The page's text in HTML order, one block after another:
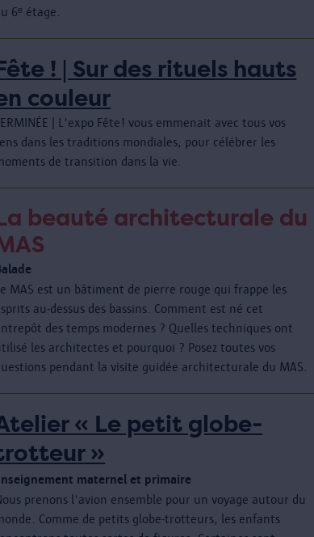
6ᵉ étage.
! | Sur des rituels hauts
couleur
| L'expo Fête! vous emmenait avec tous vos
dans les traditions mondiales, pour célébrer les
de transition dans la vie.
beauté architecturale du
MAS est un bâtiment de pierre rouge qui frappe les
au-dessus des bassins. Comment est né cet
des temps modernes ? Quelles techniques ont
les architectes et pourquoi ? Posez toutes vos
pendant la visite guidée architecturale du MAS.
« Le petit globe-
»
maternel et primaire
prenons l'avion ensemble pour un voyage autour du
Comme de petits globe-trotteurs, les enfants